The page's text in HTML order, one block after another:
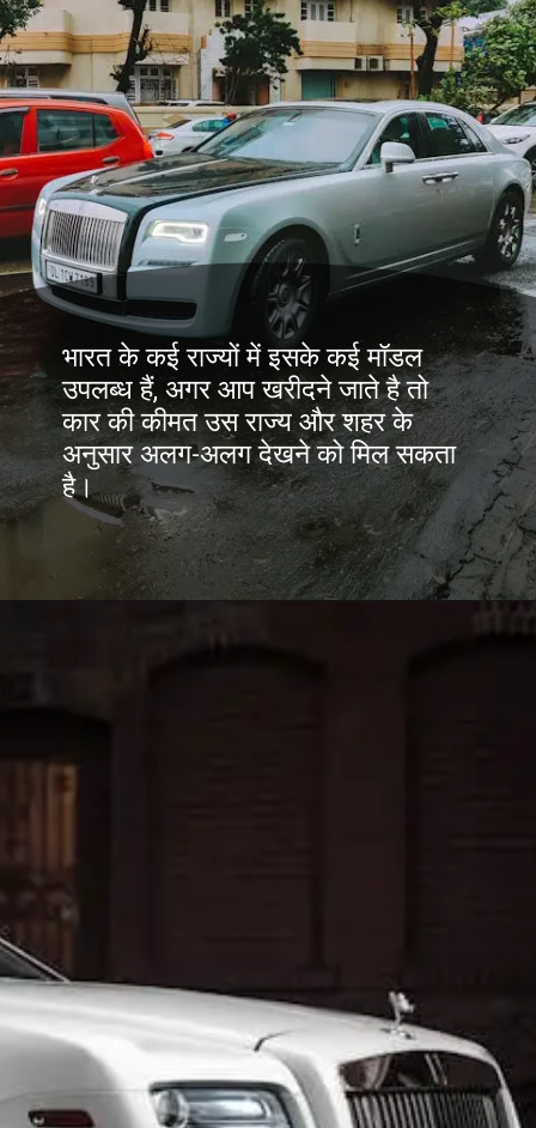
भारत के कई राज्यों में इसके कई मॉडल
उपलब्ध हैं, अगर आप खरीदने जाते है तो
कार की कीमत उस राज्य और शहर के
अनुसार अलग-अलग देखने को मिल सकता
है।